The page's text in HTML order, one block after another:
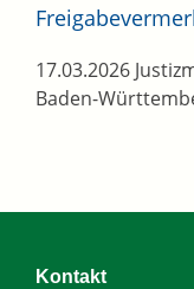
17.03.2026 J
Baden-
Kontakt